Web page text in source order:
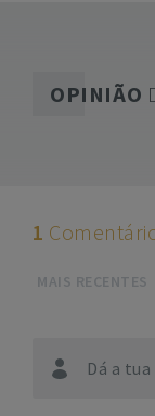
OPINIÃO
Dá a
1